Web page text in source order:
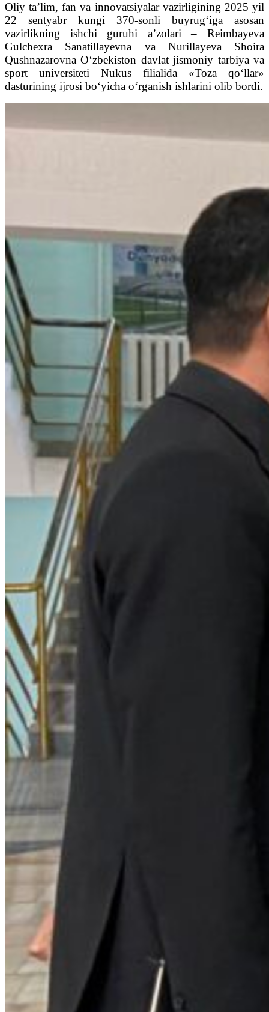
Oliy ta’lim, fan va innovatsiyalar vazirligining 2025 yil
22 sentyabr kungi 370-sonli buyrug‘iga asosan
vazirlikning ishchi guruhi a’zolari – Reimbayeva
Gulchexra Sanatillayevna va Nurillayeva Shoira
Qushnazarovna O‘zbekiston davlat jismoniy tarbiya va
sport universiteti Nukus filialida «Toza qo‘llar»
dasturining ijrosi bo‘yicha o‘rganish ishlarini olib bordi.